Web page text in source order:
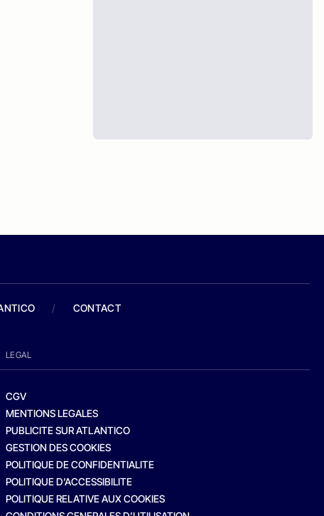
/ CONTACT
LEGAL
CGV
MENTIONS LEGALES
PUBLICITE SUR ATLANTICO
GESTION DES COOKIES
POLITIQUE DE CONFIDENTIALITE
POLITIQUE D’ACCESSIBILITE
POLITIQUE RELATIVE AUX COOKIES